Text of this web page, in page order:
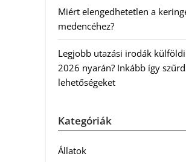
Miért elengedhetetlen a
medencéhez?
Legjobb utazási irodák
2026 nyarán? Inkább így
lehetőségeket
Kategóriák
Állatok